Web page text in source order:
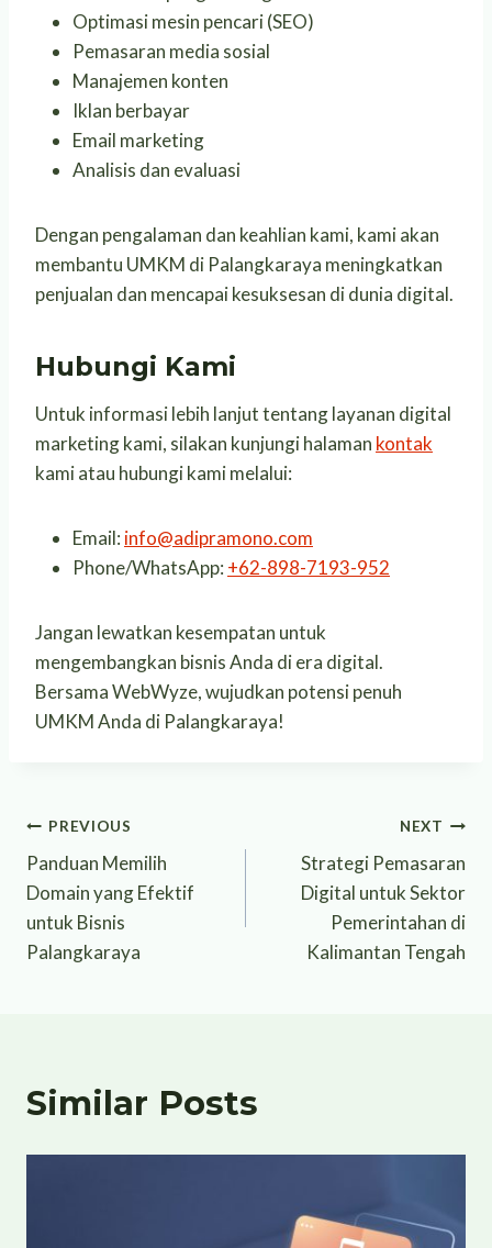
Optimasi mesin pencari (SEO)
Pemasaran media sosial
Manajemen konten
Iklan berbayar
Email marketing
Analisis dan evaluasi
Dengan pengalaman dan keahlian kami, kami akan
membantu UMKM di Palangkaraya meningkatkan
penjualan dan mencapai kesuksesan di dunia digital.
Hubungi Kami
Untuk informasi lebih lanjut tentang layanan digital
marketing kami, silakan kunjungi halaman kontak
kami atau hubungi kami melalui:
Email: info@adipramono.com
Phone/WhatsApp: +62-898-7193-952
Jangan lewatkan kesempatan untuk
mengembangkan bisnis Anda di era digital.
Bersama WebWyze, wujudkan potensi penuh
UMKM Anda di Palangkaraya!
Post
navigation
PREVIOUS
Panduan Memilih
Domain yang Efektif
untuk Bisnis
Palangkaraya
NEXT
Strategi Pemasaran
Digital untuk Sektor
Pemerintahan di
Kalimantan Tengah
Similar Posts